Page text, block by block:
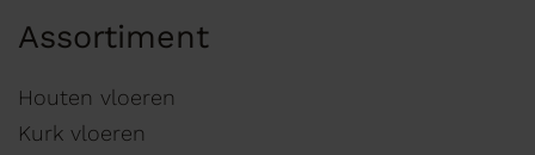
Assortiment
Houten vloeren
Kurk vloeren